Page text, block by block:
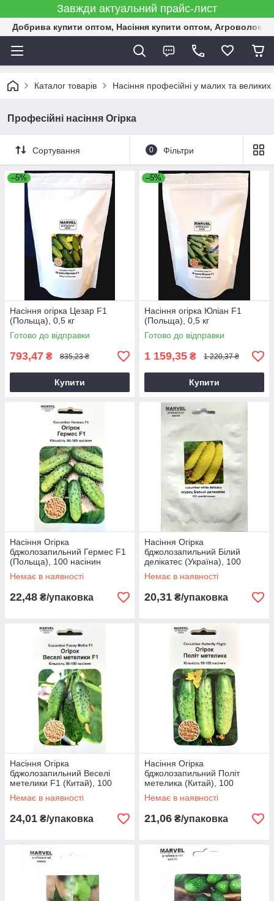
Завжди актуальний прайс-лист
Добрива купити оптом, Насіння купити оптом,
Каталог товарів Насіння професійні у малих та великих
Професійні насіння Огірка
Сортування 0 Фільтри
–5%
Насіння огірка Цезар F1
(Польща), 0,5 кг
Готово до відправки
793,47 ₴ 835,23 ₴
Купити
–5%
Насіння огірка Юліан F1
(Польща), 0,5 кг
Готово до відправки
1 159,35 ₴ 1 220,37 ₴
Купити
Насіння Огірка
бджолозапильний Гермес F1
(Польща), 100 насінин
Немає в наявності
22,48 ₴/упаковка
Насіння Огірка
бджолозапильний Білий
делікатес (Україна), 100
насінин
Немає в наявності
20,31 ₴/упаковка
Насіння Огірка
бджолозапильний Веселі
метелики F1 (Китай), 100
насінин
Немає в наявності
24,01 ₴/упаковка
Насіння Огірка
бджолозапильний Політ
метелика (Китай), 100
насінин
Немає в наявності
21,06 ₴/упаковка